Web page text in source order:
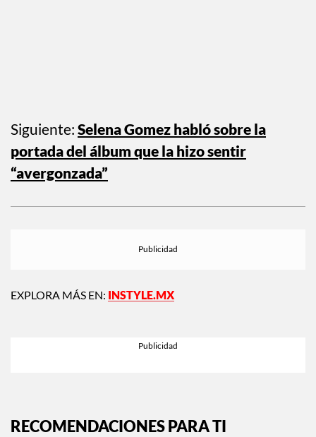
Siguiente: Selena Gomez habló sobre la
portada del álbum que la hizo sentir